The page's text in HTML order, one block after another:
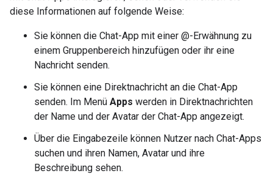
diese Informationen auf folgende Weise:
Sie können die Chat-App mit einer @-Erwähnung zu
einem Gruppenbereich hinzufügen oder ihr eine
Nachricht senden.
Sie können eine Direktnachricht an die Chat-App
senden. Im Menü Apps werden in Direktnachrichten
der Name und der Avatar der Chat-App angezeigt.
Über die Eingabezeile können Nutzer nach Chat-Apps
suchen und ihren Namen, Avatar und ihre
Beschreibung sehen.